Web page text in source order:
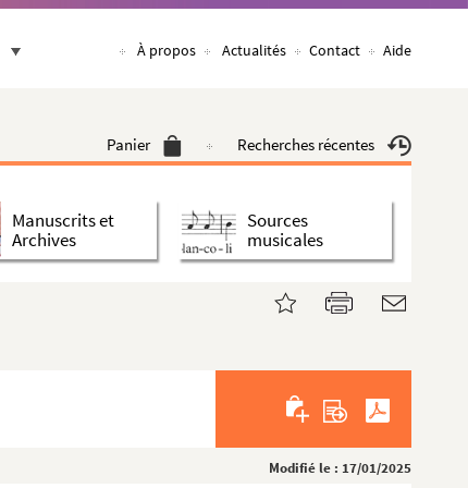
À propos Actualités Contact Aide
Panier Recherches récentes
Manuscrits et
Archives
Sources
musicales
Modifié le : 17/01/2025